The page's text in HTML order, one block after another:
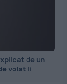
de un
volatili